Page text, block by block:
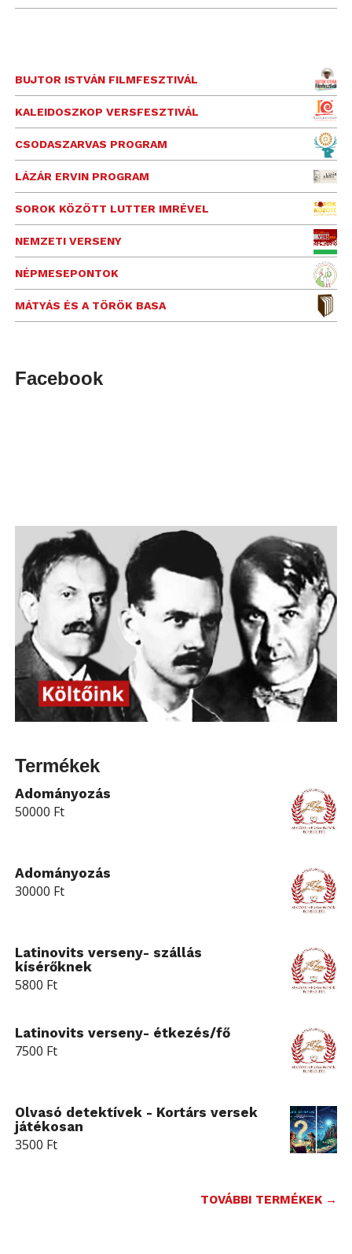
BUJTOR ISTVÁN FILMFESZTIVÁL
KALEIDOSZKOP VERSFESZTIVÁL
CSODASZARVAS PROGRAM
LÁZÁR ERVIN PROGRAM
SOROK KÖZÖTT LUTTER IMRÉVEL
NEMZETI VERSENY
NÉPMESEPONTOK
MÁTYÁS ÉS A TÖRÖK BASA
Facebook
Termékek
Adományozás
50000 Ft
Adományozás
30000 Ft
Latinovits verseny- szállás
kísérőknek
5800 Ft
Latinovits verseny- étkezés/fő
7500 Ft
Olvasó detektívek - Kortárs versek
játékosan
3500 Ft
TOVÁBBI TERMÉKEK →